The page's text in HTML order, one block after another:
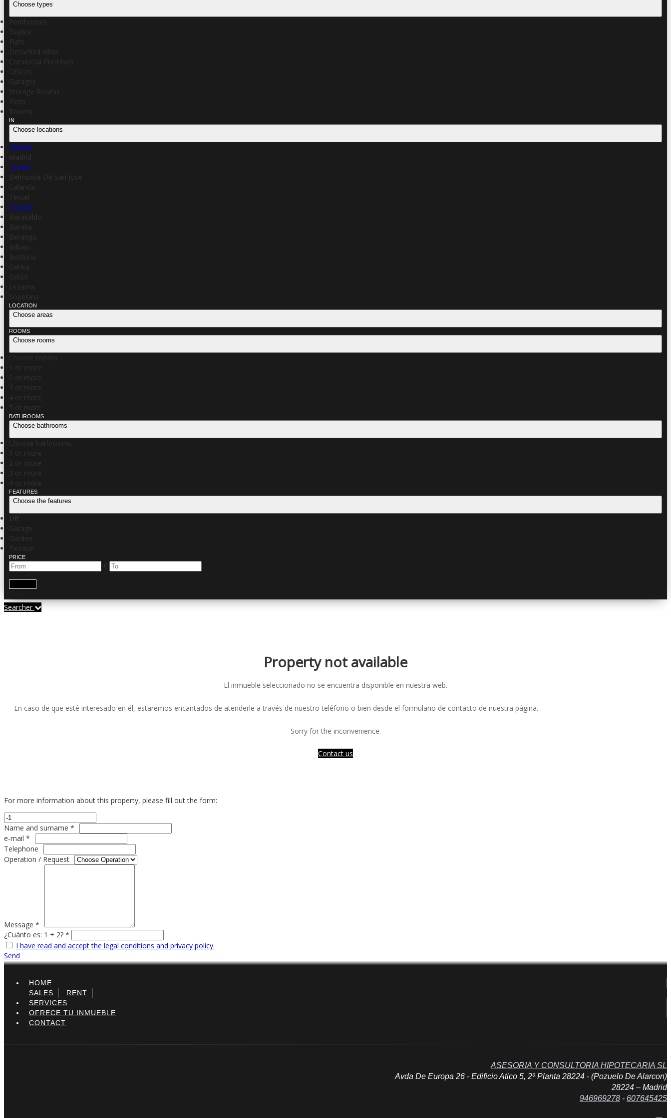
Choose types
Penthouses
Duplex
Flats
Detached Villas
Comercial Premises
Offices
Garages
Storage Rooms
Plots
Rooms
IN
Choose locations
Madrid
Madrid
Teruel
Belmonte De San Jose
Calanda
Teruel
Vizcaya
Barakaldo
Barrika
Berango
Bilbao
Busturia
Gatika
Getxo
Lezama
Sopelana
LOCATION
Choose areas
ROOMS
Choose rooms
Choose rooms
1 or more
2 or more
3 or more
4 or more
5 or more
BATHROOMS
Choose bathrooms
Choose bathrooms
1 or more
2 or more
3 or more
4 or more
FEATURES
Choose the features
Lift
Garage
Garden
Terrace
PRICE
€
Searcher
Property not available
El inmueble seleccionado no se encuentra disponible en nuestra web.
En caso de que esté interesado en él, estaremos encantados de atenderle a través de nuestro teléfono o bien desde el formulario de contacto de nuestra página.
Sorry for the inconvenience.
Contact us
For more information about this property, please fill out the form:
Name and surname *
e-mail *
Telephone
Operation / Request
Message *
¿Cuánto es: 1 + 2? *
I have read and accept the legal conditions and privacy policy.
Send
HOME
SALES
RENT
SERVICES
OFRECE TU INMUEBLE
CONTACT
ASESORIA Y CONSULTORIA HIPOTECARIA SL
Avda De Europa 26 - Edificio Atico 5, 2ª Planta 28224 - (Pozuelo De Alarcon)
28224 – Madrid
946969278 - 607645425